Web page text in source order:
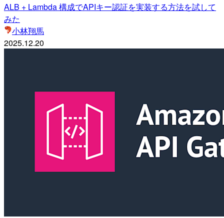
ALB + Lambda 構成でAPIキー認証を実装する方法を試して
みた
小林翔馬
2025.12.20